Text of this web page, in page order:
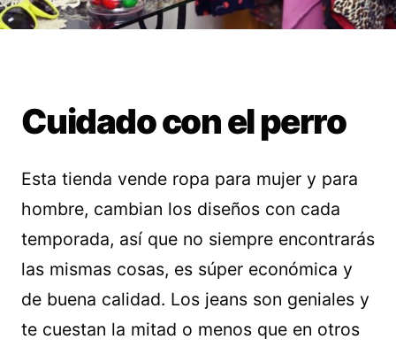
Cuidado con el perro
Esta tienda vende ropa para mujer y para
hombre, cambian los diseños con cada
temporada, así que no siempre encontrarás
las mismas cosas, es súper económica y
de buena calidad. Los jeans son geniales y
te cuestan la mitad o menos que en otros